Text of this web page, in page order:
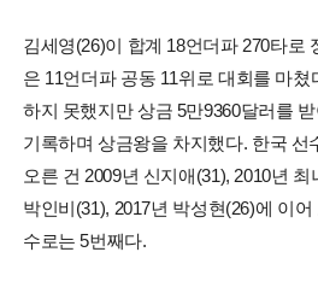
김세영(26)이 합계 18언더파 270타로
은 11언더파 공동 11위로 대회를 마
하지 못했지만 상금 5만9360달러를
기록하며 상금왕을 차지했다. 한국 선
오른 건 2009년 신지애(31), 2010년 최
박인비(31), 2017년 박성현(26)에 이
수로는 5번째다.